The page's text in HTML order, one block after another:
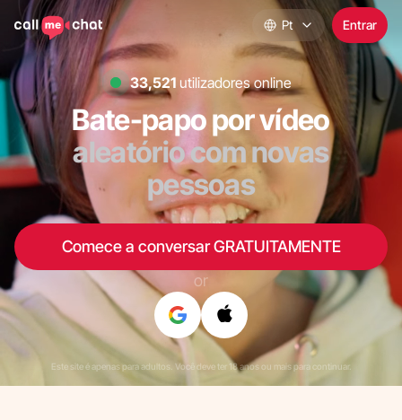
Pt Entrar
32,594 utilizadores online
Bate-papo por vídeo
aleatório com novas
pessoas
Comece a conversar GRATUITAMENTE
or
Este site é apenas para adultos. Você deve ter 18 anos ou mais para continuar.